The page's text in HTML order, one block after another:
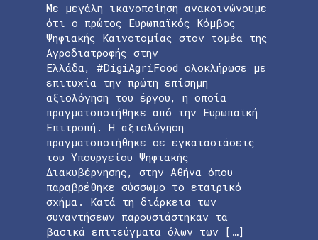
Με μεγάλη ικανοποίηση ανακοινώνουμε
ότι ο πρώτος Ευρωπαϊκός Κόμβος
Ψηφιακής Καινοτομίας στον τομέα της
Αγροδιατροφής στην
Ελλάδα, #DigiAgriFood ολοκλήρωσε με
επιτυχία την πρώτη επίσημη
αξιολόγηση του έργου, η οποία
πραγματοποιήθηκε από την Ευρωπαϊκή
Επιτροπή. Η αξιολόγηση
πραγματοποιήθηκε σε εγκαταστάσεις
του Υπουργείου Ψηφιακής
Διακυβέρνησης, στην Αθήνα όπου
παραβρέθηκε σύσσωμο το εταιρικό
σχήμα. Κατά τη διάρκεια των
συναντήσεων παρουσιάστηκαν τα
βασικά επιτεύγματα όλων των […]